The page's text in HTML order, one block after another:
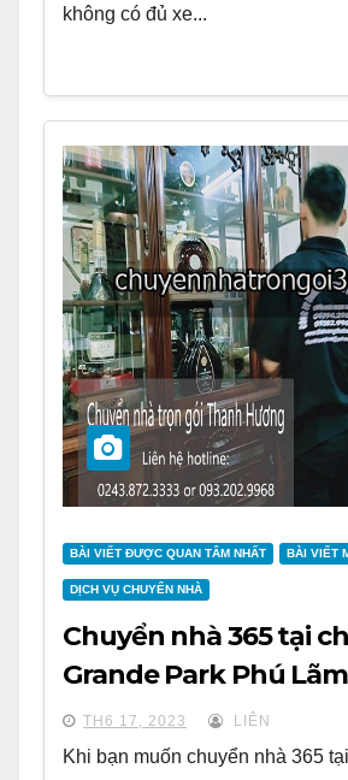
không có đủ xe...
BÀI VIẾT ĐƯỢC QUAN TÂM NHẤT BÀI VIẾT
DỊCH VỤ CHUYỂN NHÀ
Chuyển nhà 365 tại
Grande Park Phú Lãm
TH6 17, 2023 LIÊN
Khi bạn muốn chuyển nhà 365